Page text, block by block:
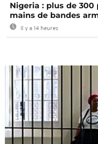
Nigeria : plus de 300
mains de bandes
Il y a 14 heures